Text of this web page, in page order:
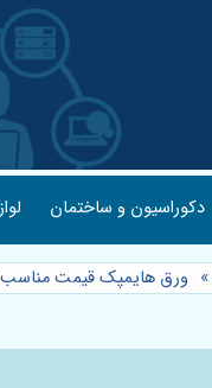
دکوراسیون و ساختمان
» ورق هایمپک قیمت